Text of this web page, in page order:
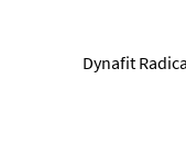
Dynafit